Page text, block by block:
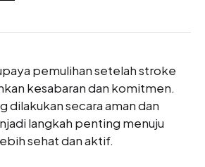
pemulihan setelah stroke
kesabaran dan komitmen.
dilakukan secara aman dan
langkah penting menuju
sehat dan aktif.